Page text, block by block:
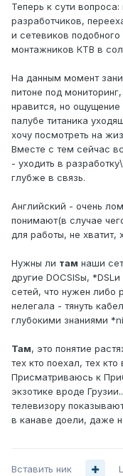
Теперь к сути
разработчиков,
и сетевиков
монтажников КТВ в
На данным момент
питоне под
нравится, но ощущение
палубе титаника
хочу посмотреть на
Вместе с тем сейчас
- уходить в
глубже в связь.
Английский - очень
понимают(в случае
для работы, не хватит,
Нужны ли там наши
другие DOCSISы,
сетей, что нужен либо
нелегала - тянуть
глубокими знаниями
Там, это понятие
тех кто поехал, тех
Присматриваюсь к
экзотике вроде
телевизору
в канаве доели, даже
Вставить ник